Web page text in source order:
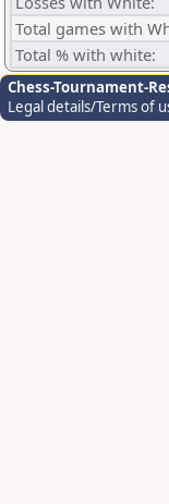
Total games with
Total % with white:
Chess-Tournament-
Legal details/Terms of